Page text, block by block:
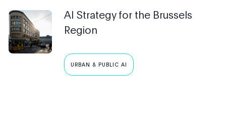
AI Strategy for the Brussels
Region
URBAN & PUBLIC AI